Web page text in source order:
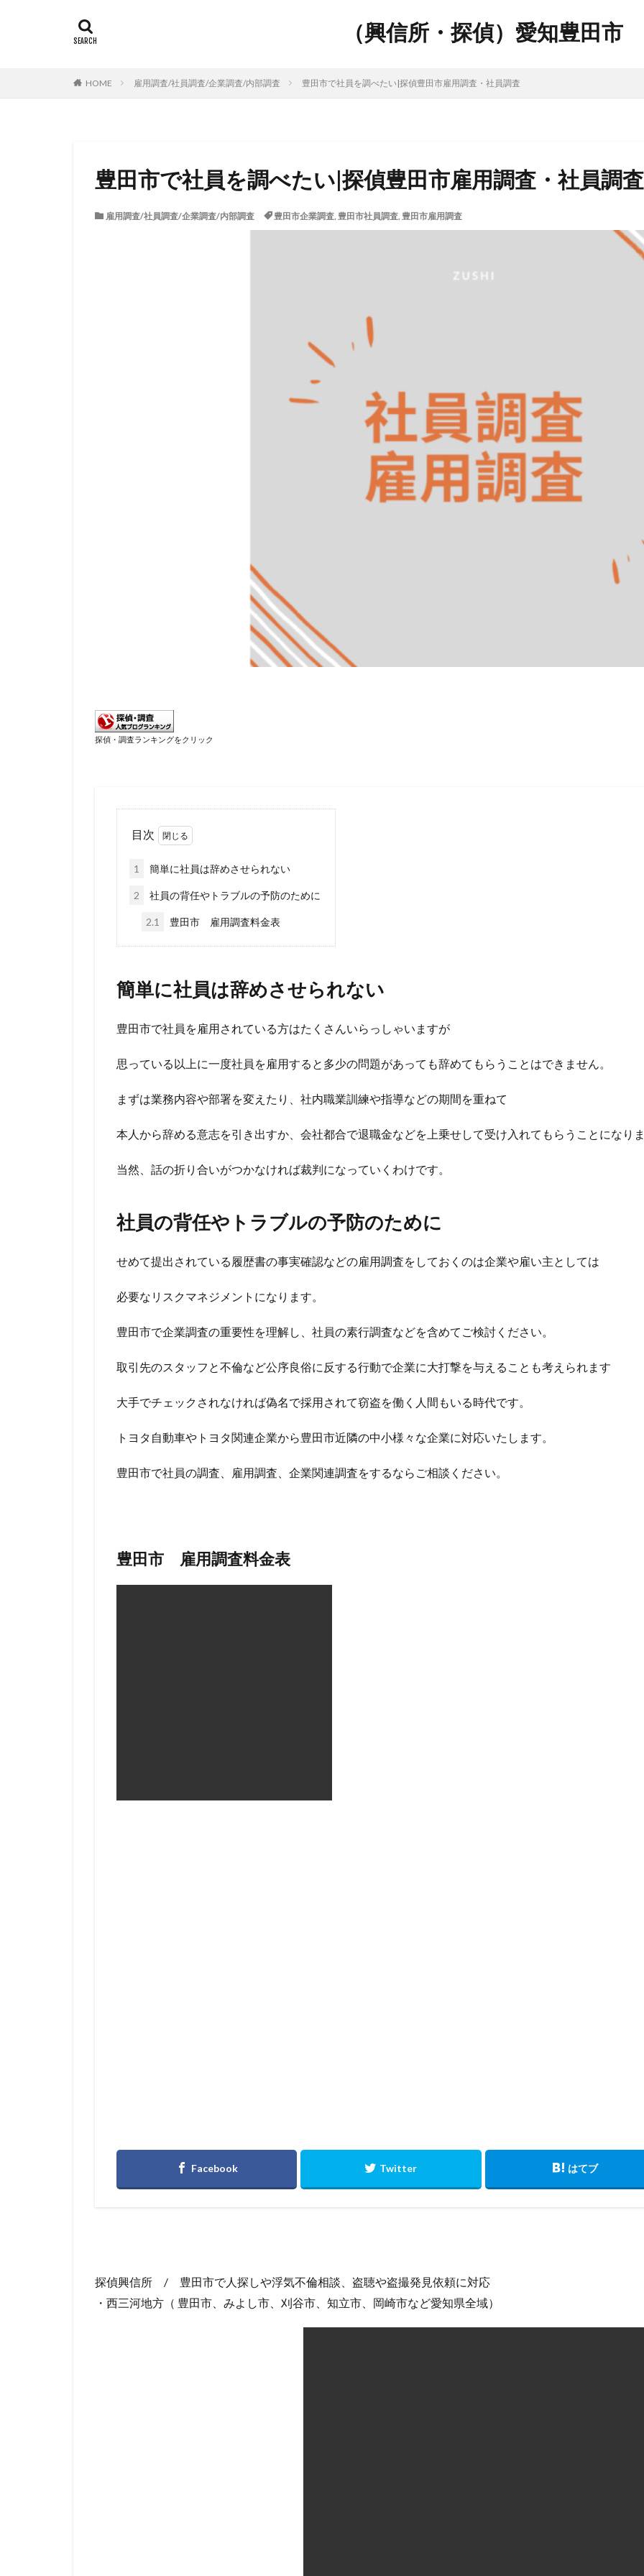
（興信所・探偵）愛知豊田市
HOME 雇用調査/社員調査/企業調査/内部調査 豊田市で社員を調べたい|探偵豊田市雇用調査・社員調査
豊田市で社員を調べたい|探偵豊田市雇用調査・社員調査
雇用調査/社員調査/企業調査/内部調査 豊田市企業調査, 豊田市社員調査, 豊田市雇用調査
探偵・調査ランキングをクリック
目次
1 簡単に社員は辞めさせられない
2 社員の背任やトラブルの予防のために
2.1 豊田市 雇用調査料金表
簡単に社員は辞めさせられない
豊田市で社員を雇用されている方はたくさんいらっしゃいますが
思っている以上に一度社員を雇用すると多少の問題があっても辞めてもらうことはできません。
まずは業務内容や部署を変えたり、社内職業訓練や指導などの期間を重ねて
本人から辞める意志を引き出すか、会社都合で退職金などを上乗せして受け入れてもらうことになり
当然、話の折り合いがつかなければ裁判になっていくわけです。
社員の背任やトラブルの予防のために
せめて提出されている履歴書の事実確認などの雇用調査をしておくのは企業や雇い主としては
必要なリスクマネジメントになります。
豊田市で企業調査の重要性を理解し、社員の素行調査などを含めてご検討ください。
取引先のスタッフと不倫など公序良俗に反する行動で企業に大打撃を与えることも考えられます
大手でチェックされなければ偽名で採用されて窃盗を働く人間もいる時代です。
トヨタ自動車やトヨタ関連企業から豊田市近隣の中小様々な企業に対応いたします。
豊田市で社員の調査、雇用調査、企業関連調査をするならご相談ください。
豊田市 雇用調査料金表
探偵興信所 / 豊田市で人探しや浮気不倫相談、盗聴や盗撮発見依頼に対応
・西三河地方（ 豊田市、みよし市、刈谷市、知立市、岡崎市など愛知県全域）